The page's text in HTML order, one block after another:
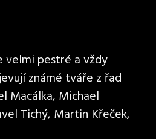
velmi pestré a vždy
známé tváře z řad
Macálka, Michael
Tichý, Martin Křeček,